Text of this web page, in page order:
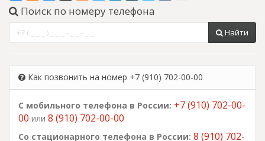
Поиск по номеру телефона
Найти
Как позвонить на номер +7 (910) 702-00-00
С мобильного телефона в России: +7 (910) 702-00-
00 или 8 (910) 702-00-00
Со стационарного телефона в России: 8 (910) 702-